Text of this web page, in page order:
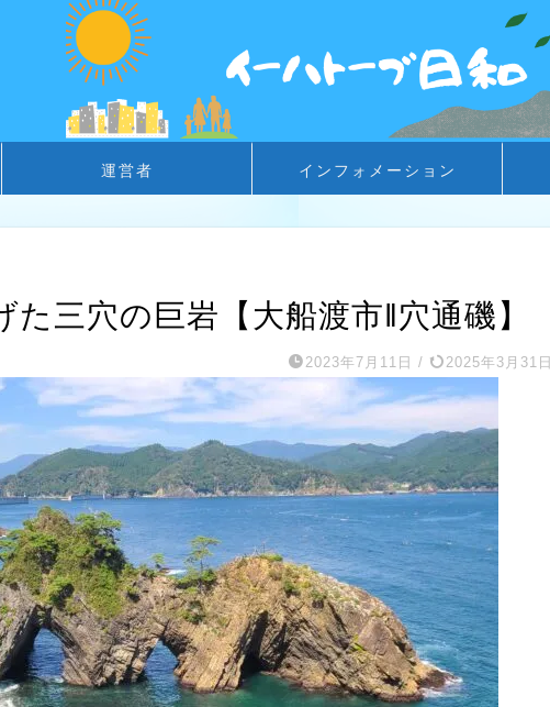
運営者 インフォメーション
た三穴の巨岩【大船渡市‖穴通磯】
2023年7月11日 / 2025年3月31日